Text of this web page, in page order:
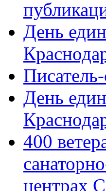
День
День
400
центрах